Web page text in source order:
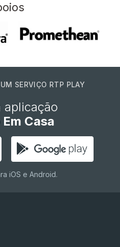
SERVIÇO RTP PLAY
aplicação
Casa
iOS e Android.